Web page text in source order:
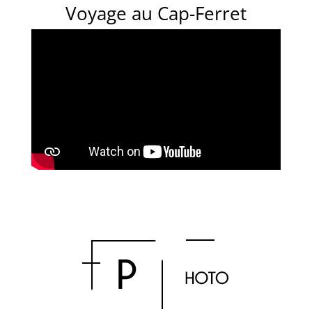
Voyage au Cap-Ferret